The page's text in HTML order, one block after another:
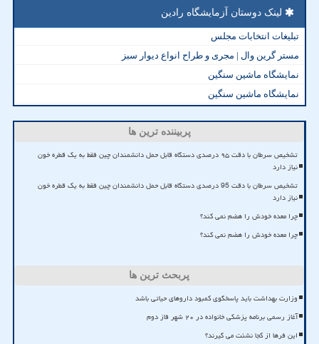
لینک دوستان آزمایشگاه رادین
تبلیغات انتخابات مجلس
مستر گرین وال | مجری و طراح انواع دیوار سبز
نمایشگاه ماشین سنگین
نمایشگاه ماشین سنگین
پربیننده ترین ها
تشخیص سرطان با دقت ۹۵ درصدی دستگاه قابل حمل دانشمندان چین فقط به یک قطره خون
نیاز دارد
تشخیص سرطان با دقت 95 درصدی دستگاه قابل حمل دانشمندان چین فقط به یک قطره خون
نیاز دارد
چرا معده خودش را هضم نمی کند؟
چرا معده خودش را هضم نمی کند؟
پربحث ترین ها
وزارت بهداشت باید پاسخگوی کمبود داروهای حیاتی باشد
آغاز رسمی برنامه پزشکی خانواده در ۲۰ شهر فاز دوم
این فرها از کجا نشئت می گیرند؟